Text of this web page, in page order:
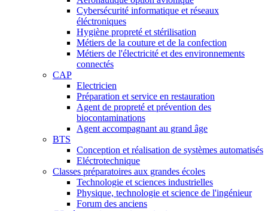
Cybersécurité informatique et réseaux
éléctroniques
Hygiène propreté et stérilisation
Métiers de la couture et de la confection
Métiers de l'électricité et des environnements
connectés
CAP
Electricien
Préparation et service en restauration
Agent de propreté et prévention des
biocontaminations
Agent accompagnant au grand âge
BTS
Conception et réalisation de systèmes automatisés
Eléctrotechnique
Classes préparatoires aux grandes écoles
Technologie et sciences industrielles
Physique, technologie et science de l'ingénieur
Forum des anciens